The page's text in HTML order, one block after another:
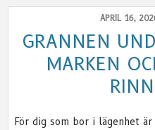
APRIL 16,
GRANNEN
MARKEN
För dig som bor i lägenhet